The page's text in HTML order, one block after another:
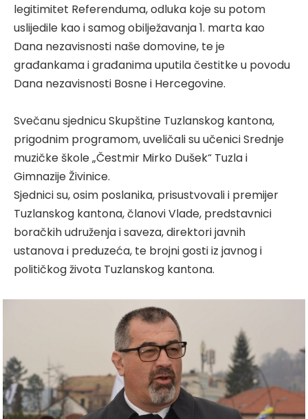
legitimitet Referenduma, odluka koje su potom
uslijedile kao i samog obilježavanja 1. marta kao
Dana nezavisnosti naše domovine, te je
građankama i građanima uputila čestitke u povodu
Dana nezavisnosti Bosne i Hercegovine.
Svečanu sjednicu Skupštine Tuzlanskog kantona,
prigodnim programom, uveličali su učenici Srednje
muzičke škole „Čestmir Mirko Dušek“ Tuzla i
Gimnazije Živinice.
Sjednici su, osim poslanika, prisustvovali i premijer
Tuzlanskog kantona, članovi Vlade, predstavnici
boračkih udruženja i saveza, direktori javnih
ustanova i preduzeća, te brojni gosti iz javnog i
političkog života Tuzlanskog kantona.